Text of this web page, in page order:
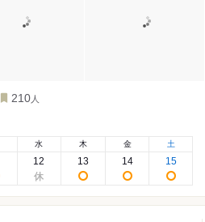
210 人
水
12
木
13
金
14
土
15